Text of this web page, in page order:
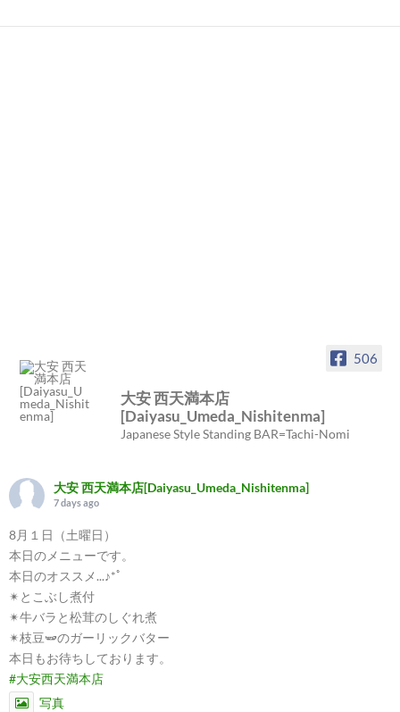
506
大安 西天満本店
[Daiyasu_Umeda_Nishitenma]
Japanese Style Standing BAR=Tachi-Nomi
大安 西天満本店[Daiyasu_Umeda_Nishitenma]
7 days ago
8月１日（土曜日）
本日のメニューです。
本日のオススメ...♪*ﾟ
✴︎とこぶし煮付
✴︎牛バラと松茸のしぐれ煮
✴︎枝豆🫛のガーリックバター
本日もお待ちしております。
#大安西天満本店
写真